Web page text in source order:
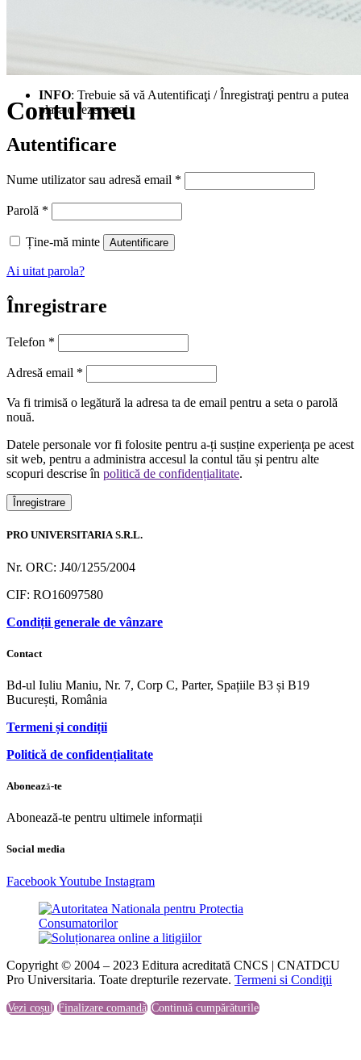
Contul meu
INFO: Trebuie să vă Autentificaţi / Înregistraţi pentru a putea
plasa o rezervare!
Autentificare
Nume utilizator sau adresă email *
Parolă *
Ține-mă minte Autentificare
Ai uitat parola?
Înregistrare
Telefon *
Adresă email *
Va fi trimisă o legătură la adresa ta de email pentru a seta o parolă
nouă.
Datele personale vor fi folosite pentru a-ți susține experiența pe acest
sit web, pentru a administra accesul la contul tău și pentru alte
scopuri descrise în politică de confidențialitate.
Înregistrare
PRO UNIVERSITARIA S.R.L.
Nr. ORC: J40/1255/2004
CIF: RO16097580
Condiții generale de vânzare
Contact
Bd-ul Iuliu Maniu, Nr. 7, Corp C, Parter, Spațiile B3 și B19
București, România
Termeni și condiții
Politică de confidențialitate
Abonează-te
Abonează-te pentru ultimele informații
Social media
FacebookYoutube Instagram
Copyright © 2004 – 2023 Editura acreditată CNCS | CNATDCU
Pro Universitaria. Toate drepturile rezervate. Termeni si Condiţii
Vezi coșul Finalizare comandă Continuă cumpărăturile